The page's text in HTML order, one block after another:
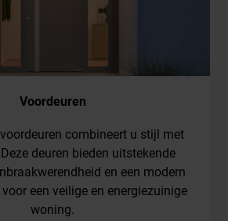
Voordeuren
combineert u stijl met
deuren bieden uitstekende
en een modern
een veilige en energiezuinige
woning.